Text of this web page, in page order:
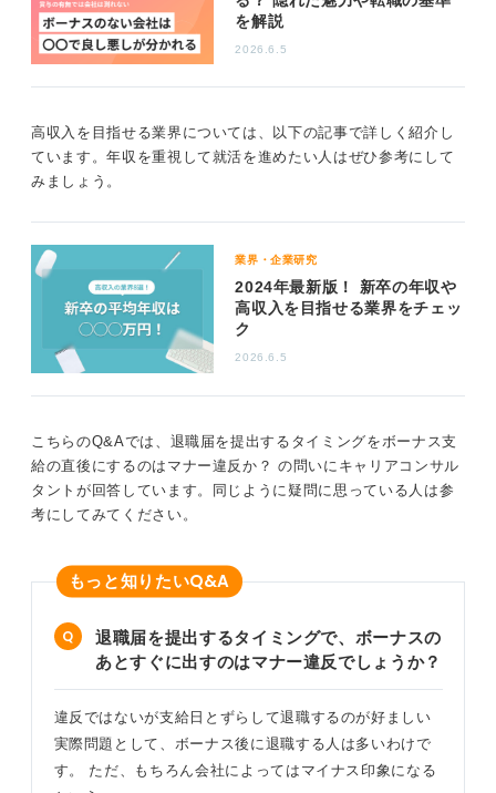
や働きやすさなども含めて総合的に評価することが重要
となります。
まずは現職で評価を上げ、賞与を増やす方策を考えるこ
を解説
2026.6.5
高収入を目指せる業界については、以下の記事で詳しく紹介し
ています。年収を重視して就活を進めたい人はぜひ参考にして
みましょう。
業界・企業研究
2024年最新版！ 新卒の年収や
高収入を目指せる業界をチェッ
ク
2026.6.5
こちらのQ&Aでは、退職届を提出するタイミングをボーナス支
給の直後にするのはマナー違反か？ の問いにキャリアコンサル
タントが回答しています。同じように疑問に思っている人は参
考にしてみてください。
もっと知りたいQ&A
退職届を提出するタイミングで、ボーナスの
あとすぐに出すのはマナー違反でしょうか？
違反ではないが支給日とずらして退職するのが好ましい
実際問題として、ボーナス後に退職する人は多いわけで
す。 ただ、もちろん会社によってはマイナス印象になる